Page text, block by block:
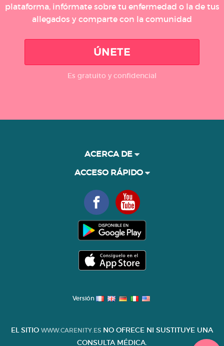
plataforma, infórmate sobre tu enfermedad o la de tus
allegados y comparte con la comunidad
ÚNETE
Es gratuito y confidencial
ACERCA DE
ACCESO RÁPIDO
Versión
EL SITIO WWW.CARENITY.ES NO OFRECE NI SUSTITUYE UNA
CONSULTA MÉDICA.